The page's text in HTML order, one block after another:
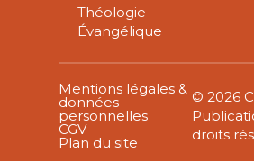
Théologie
Évangélique
Mentions légales &
données
personnelles
CGV
Plan du site
© 2026
droits